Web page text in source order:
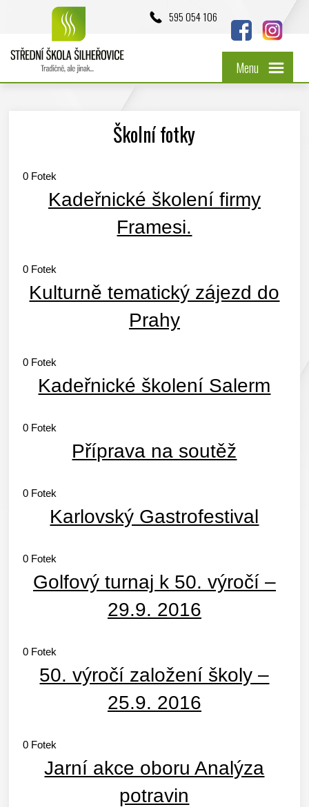
595 054 106
Menu
Školní fotky
0 Fotek
Kadeřnické školení firmy
Framesi.
0 Fotek
Kulturně tematický zájezd do
Prahy
0 Fotek
Kadeřnické školení Salerm
0 Fotek
Příprava na soutěž
0 Fotek
Karlovský Gastrofestival
0 Fotek
Golfový turnaj k 50. výročí –
29.9. 2016
0 Fotek
50. výročí založení školy –
25.9. 2016
0 Fotek
Jarní akce oboru Analýza
potravin